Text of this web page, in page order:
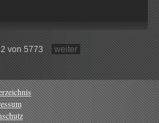
von 5773 weiter